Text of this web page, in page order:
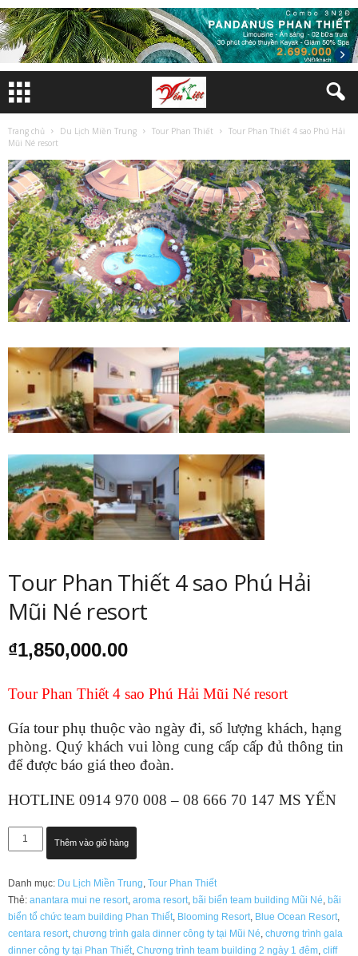
Trang chủ Du Lịch Miền Trung Tour Phan Thiết
Tour Phan Thiết 4 sao Phú Hải
Mũi Né resort
Tour Phan Thiết 4 sao Phú Hải
Mũi Né resort
₫1,850,000.00
Tour Phan Thiết 4 sao Phú Hải Mũi Né resort
Gía tour phụ thuộc vào ngày đi, số lượng khách, hạng
phòng. Quý khách vui lòng cung cấp cấp đủ thông tin
để được báo giá theo đoàn.
HOTLINE 0914 970 008 – 08 666 70 147 MS YẾN
Tour
Phan
4
sao
Phú
Hải
Mũi
Thêm vào giỏ hàng
Danh mục: Du Lịch Miền Trung, Tour Phan Thiết
Thẻ: anantara mui ne resort, aroma resort, bãi biển team building Mũi Né, bãi
biển tổ chức team building Phan Thiết, Blooming Resort, Blue Ocean Resort,
centara resort, chương trình gala dinner công ty tại Mũi Né, chương trình gala
dinner công ty tại Phan Thiết, Chương trình team building 2 ngày 1 đêm, cliff